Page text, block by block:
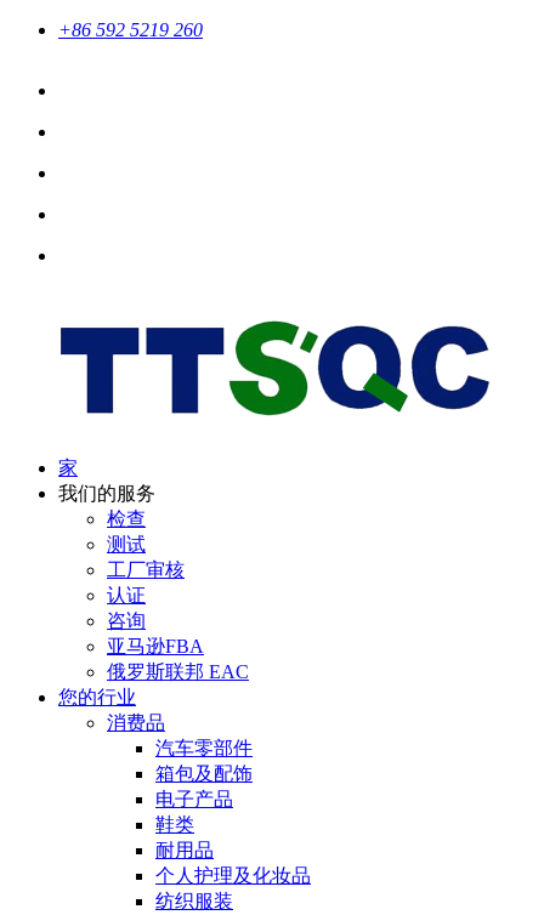
+86 592 5219 260
家
我们的服务
检查
测试
工厂审核
认证
咨询
亚马逊FBA
俄罗斯联邦 EAC
您的行业
消费品
汽车零部件
箱包及配饰
电子产品
鞋类
耐用品
个人护理及化妆品
纺织服装